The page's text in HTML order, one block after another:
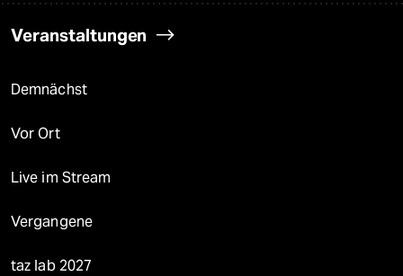
Veranstaltungen
Demnächst
Vor Ort
Live im Stream
Vergangene
taz lab 2027